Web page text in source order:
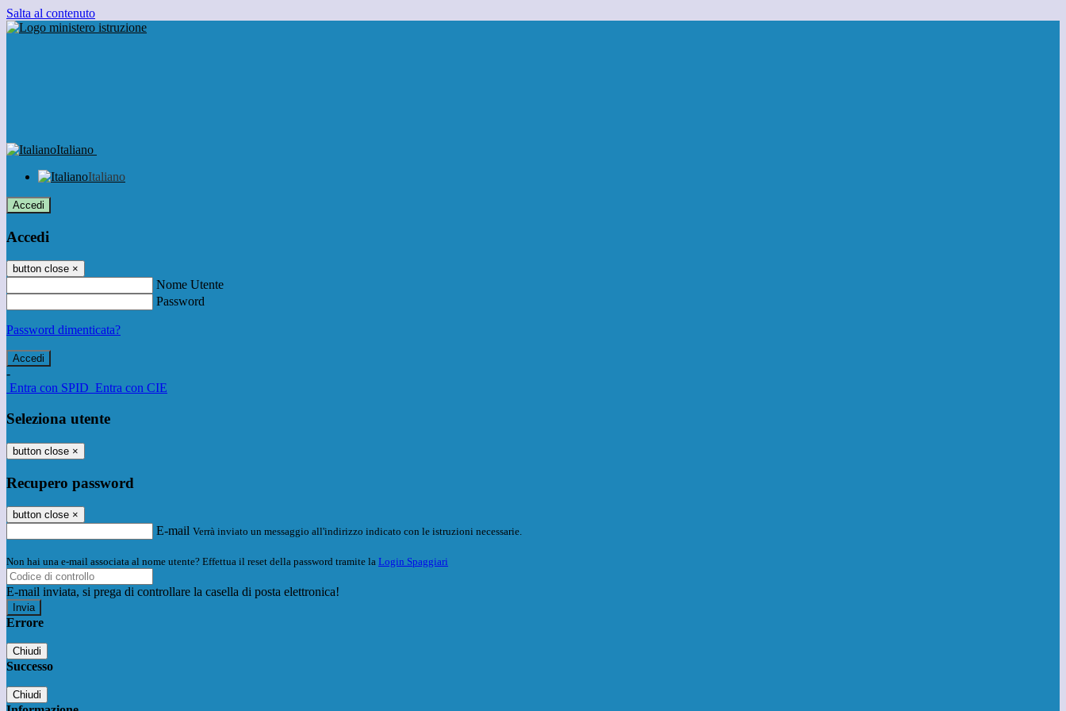
Salta al contenuto
Italiano
Italiano
Accedi
Accedi
button close ×
Nome Utente
Password
Password dimenticata?
-
Entra con SPID Entra con CIE
Seleziona utente
button close ×
Recupero password
button close ×
E-mail Verrà inviato un messaggio all'indirizzo indicato con le istruzioni necessarie.
Non hai una e-mail associata al nome utente? Effettua il reset della password tramite la Login Spaggiari
E-mail inviata, si prega di controllare la casella di posta elettronica!
Errore
Chiudi
Successo
Chiudi